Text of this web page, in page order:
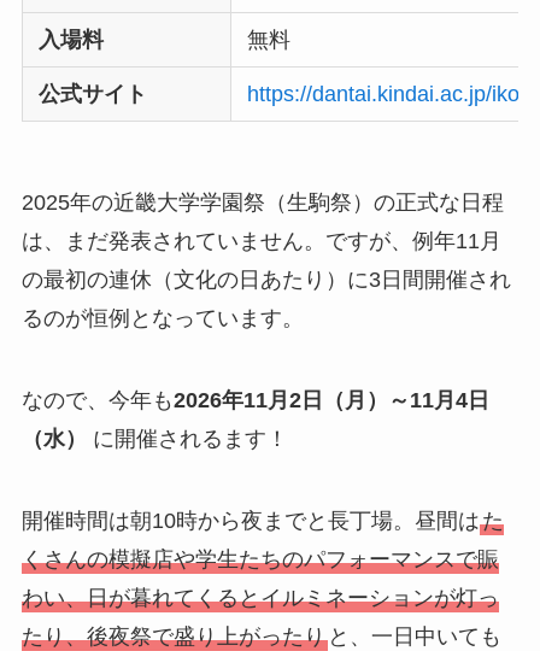
入場料 無料
公式サイト https://dantai.kindai.ac.jp/
2025年の近畿大学学園祭（生駒祭）の正式な日程
は、まだ発表されていません。ですが、例年11月
の最初の連休（文化の日あたり）に3日間開催され
るのが恒例となっています。
なので、今年も2026年11月2日（月）～11月4日
（水）
に開催されるます！
開催時間は朝10時から夜までと長丁場。昼間はた
くさんの模擬店や学生たちのパフォーマンスで賑
わい、日が暮れてくるとイルミネーションが灯っ
たり、後夜祭で盛り上がったりと、一日中いても